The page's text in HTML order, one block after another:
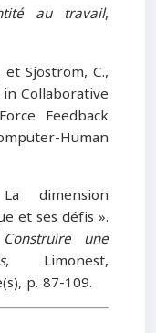
au travail,
et Sjöström, C.,
Collaborative
Feedback
Human
dimension
et ses défis ».
Construire une
, Limonest,
p. 87-109.